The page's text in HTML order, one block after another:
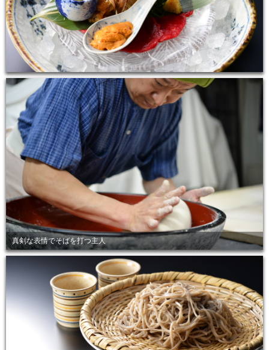
真剣な表情でそばを打つ主人